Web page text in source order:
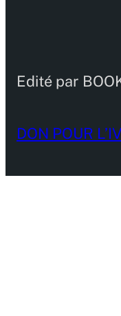
Edité par
DON POUR